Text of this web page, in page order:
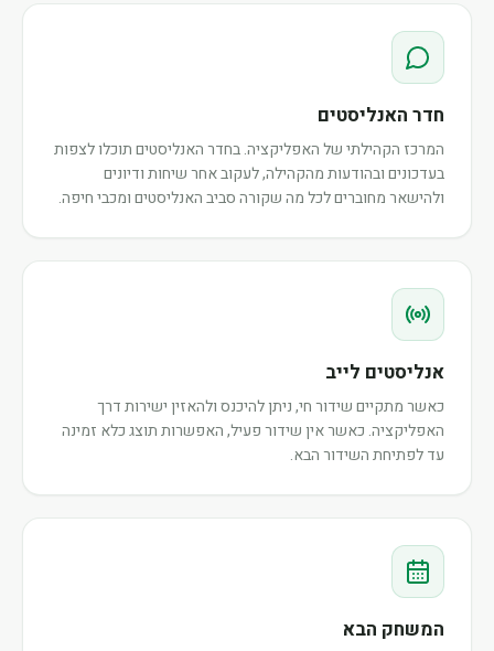
חדר האנליסטים
המרכז הקהילתי של האפליקציה. בחדר האנליסטים תוכלו לצפות
בעדכונים ובהודעות מהקהילה, לעקוב אחר שיחות ודיונים
ולהישאר מחוברים לכל מה שקורה סביב האנליסטים ומכבי חיפה.
אנליסטים לייב
כאשר מתקיים שידור חי, ניתן להיכנס ולהאזין ישירות דרך
האפליקציה. כאשר אין שידור פעיל, האפשרות תוצג כלא זמינה
עד לפתיחת השידור הבא.
המשחק הבא